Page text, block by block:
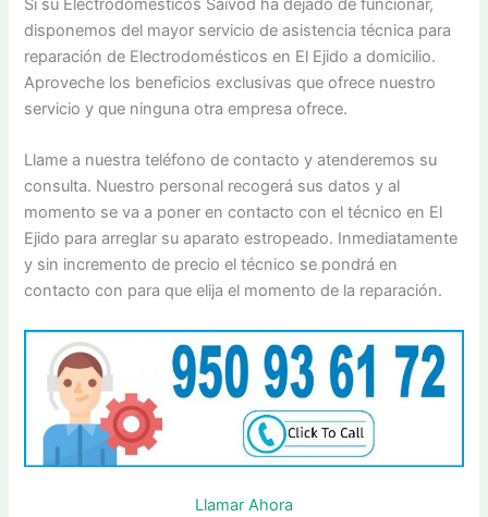
Si su Electrodomésticos Saivod ha dejado de funcionar,
disponemos del mayor servicio de asistencia técnica para
reparación de Electrodomésticos en El Ejido a domicilio.
Aproveche los beneficios exclusivas que ofrece nuestro
servicio y que ninguna otra empresa ofrece.
Llame a nuestra teléfono de contacto y atenderemos su
consulta. Nuestro personal recogerá sus datos y al
momento se va a poner en contacto con el técnico en El
Ejido para arreglar su aparato estropeado. Inmediatamente
y sin incremento de precio el técnico se pondrá en
contacto con para que elija el momento de la reparación.
Llamar Ahora